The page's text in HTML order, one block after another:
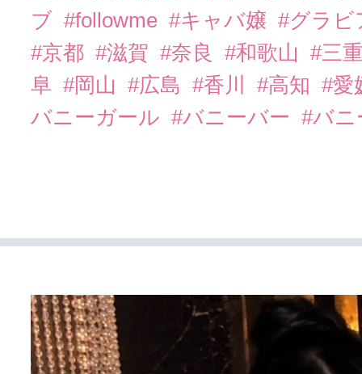
ブ #followme #キャバ嬢 #グラ
#京都 #滋賀 #奈良 #和歌山
#三
阜 #岡山 #広島 #香川 #高知 #愛
バニーガール #バニーバー #バ